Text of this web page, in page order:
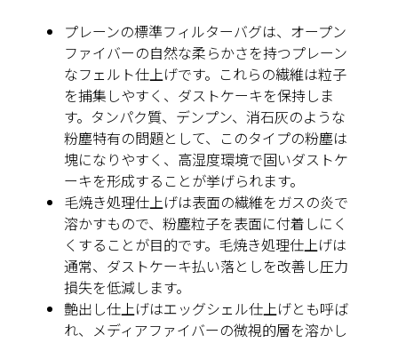
プレーンの標準フィルターバグは、オープン
ファイバーの自然な柔らかさを持つプレーン
なフェルト仕上げです。これらの繊維は粒子
を捕集しやすく、ダストケーキを保持しま
す。タンパク質、デンプン、消石灰のような
粉塵特有の問題として、このタイプの粉塵は
塊になりやすく、高湿度環境で固いダストケ
ーキを形成することが挙げられます。
毛焼き処理仕上げは表面の繊維をガスの炎で
溶かすもので、粉塵粒子を表面に付着しにく
くすることが目的です。毛焼き処理仕上げは
通常、ダストケーキ払い落としを改善し圧力
損失を低減します。
艶出し仕上げはエッグシェル仕上げとも呼ば
れ、メディアファイバーの微視的層を溶かし